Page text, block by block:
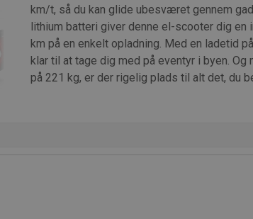
km/t, så du kan glide ubesværet gennem
lithium batteri giver denne el-scooter dig
km på en enkelt opladning. Med en ladetid
klar til at tage dig med på eventyr i byen.
på 221 kg, er der rigelig plads til alt det, du